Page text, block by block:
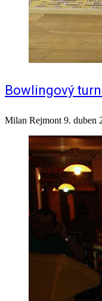
Bowlingový
Milan Rejmont 9. duben